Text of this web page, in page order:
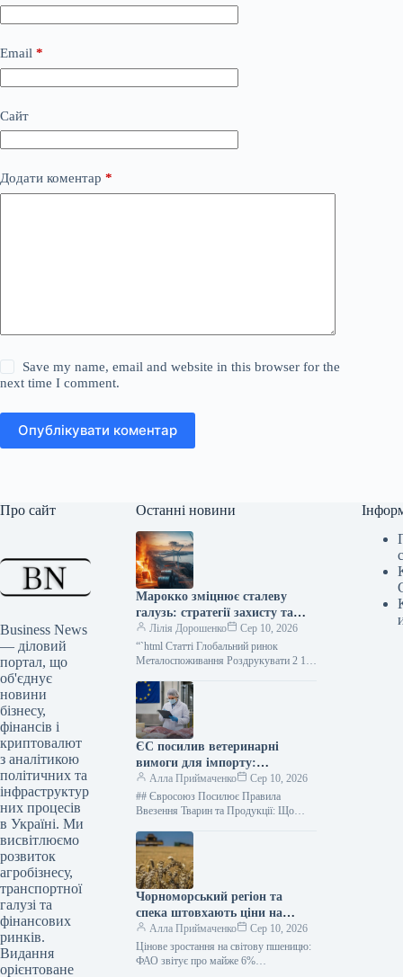
Email *
Сайт
Додати коментар *
Save my name, email and website in this browser for the
next time I comment.
Опублікувати коментар
Про сайт
Business News
— діловий
портал, що
об'єднує
новини
бізнесу,
фінансів і
криптовалют
з аналітикою
політичних та
інфраструктур
них процесів
в Україні. Ми
висвітлюємо
розвиток
агробізнесу,
транспортної
галузі та
фінансових
ринків.
Видання
орієнтоване
Останні новини
Марокко зміцнює сталеву
галузь: стратегії захисту та
розвитку
Лілія Дорошенко
Сер 10, 2026
“`html Статті Глобальний ринок
Металоспоживання Роздрукувати 2 10
стратегії захисту та прогнози
споживання сталі до 2027…
ЄС посилив ветеринарні
вимоги для імпорту:
українських експортерів
чекають нові правила
Алла Приймаченко
Сер 10, 2026
## Євросоюз Посилює Правила
Ввезення Тварин та Продукції: Що
delo.ua ЄС та Україна Від 12 серпня…
Чорноморський регіон та
спека штовхають ціни на
пшеницю вгору: експерти
б’ють на сполох
Алла Приймаченко
Сер 10, 2026
Цінове зростання на світову пшеницю:
ФАО звітує про майже 6%